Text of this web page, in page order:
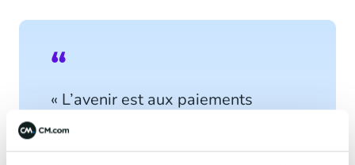
« L’avenir est aux paiements
Grâce à ce partenariat stratégique